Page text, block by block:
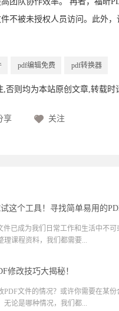
不被未授权人员访问。此外
pdf编辑免费 pdf转换器
,否则均为本站原创文章,转载时
享 关注
这个工具！寻找简单易用的
件已成为我们日常工作和生活中不
理课程资料，我们都需要...
修改技巧大揭秘！
PDF文件的情况？或许你需要在某
无论是哪种情况，我们都...